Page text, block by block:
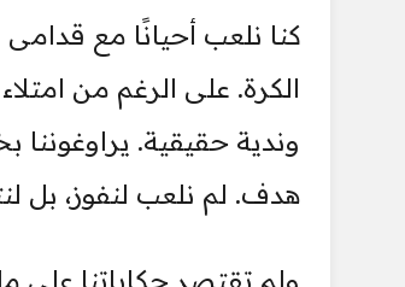
كنا نلعب أحيانًا مع قدامى
الكرة. على الرغم من
وندية حقيقية. يراوغوننا
هدف. لم نلعب لنفوز، بل
ولم تقتصر حكاياتنا على